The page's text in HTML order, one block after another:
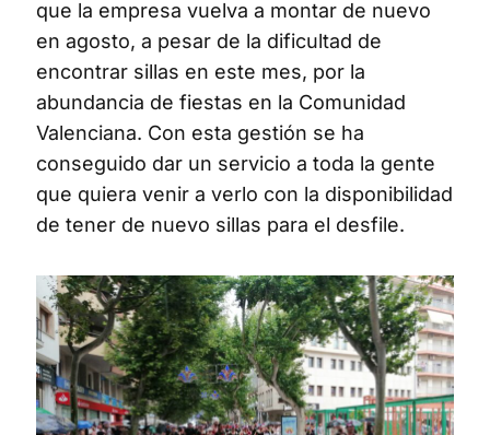
que la empresa vuelva a montar de nuevo
en agosto, a pesar de la dificultad de
encontrar sillas en este mes, por la
abundancia de fiestas en la Comunidad
Valenciana. Con esta gestión se ha
conseguido dar un servicio a toda la gente
que quiera venir a verlo con la disponibilidad
de tener de nuevo sillas para el desfile.